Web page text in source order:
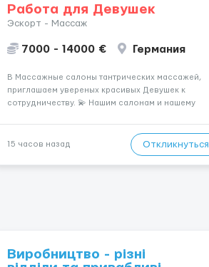
Работа для Девушек
Эскорт - Массаж
7000 - 14000 € Германия
В Массажные салоны тантрических массажей,
приглашаем увереных красивых Девушек к
сотрудничеству. 💫 Нашим салонам и нашему
заработная плата 💚Мы гарантируем Наличие
15 часов назад Откликнуться
Виробництво - різні